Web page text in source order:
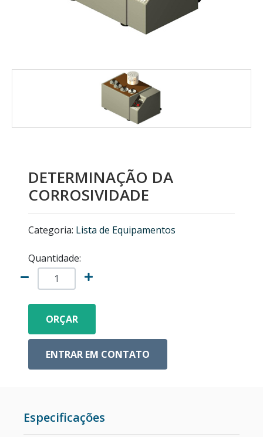
CONSULTORIA
MICROSCÓPIOS LABORANA
MICROSCÓPIOS MOTIC
EQUIPAMENTOS ANALÍTICOS
LISTA DE EQUIPAMENTOS
MODELOS ANATÔMICOS
ACESSÓRIOS PARA MICROSCÓPIOS
DETERMINAÇÃO DA
CORROSIVIDADE
Categoria: Lista de Equipamentos
Quantidade:
ORÇAR
ENTRAR EM CONTATO
Especificações